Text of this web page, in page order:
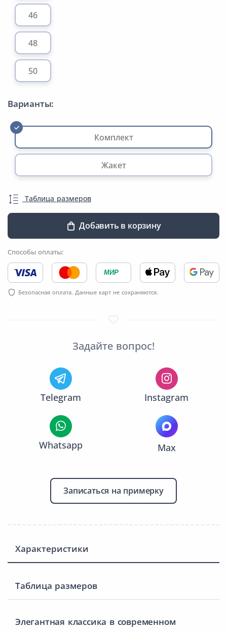
46
48
50
Варианты:
Комплект
Жакет
Таблица размеров
Добавить в корзину
Способы оплаты:
МИР
Безопасная оплата. Данные карт не сохраняются.
Задайте вопрос!
Telegram Instagram
Whatsapp Max
Записаться на примерку
Характеристики
Таблица размеров
Элегантная классика в современном